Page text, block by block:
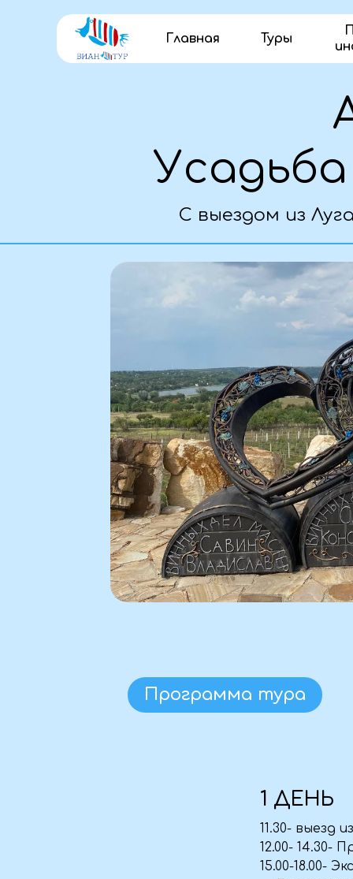
Главная Туры
Усадьба
С выездом из
— Посещение
— Экскурсия в
— Дегустация вин
— Вкусное меню
1 ДЕНЬ